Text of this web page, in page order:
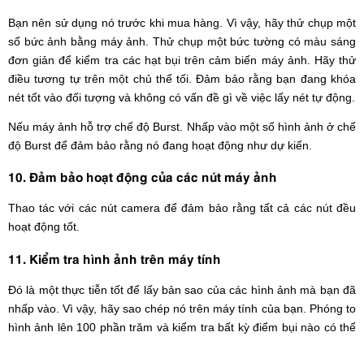
Bạn nên sử dụng nó trước khi mua hàng. Vì vậy, hãy thử chụp một
số bức ảnh bằng máy ảnh. Thử chụp một bức tường có màu sáng
đơn giản để kiểm tra các hạt bụi trên cảm biến máy ảnh. Hãy thử
điều tương tự trên một chủ thể tối. Đảm bảo rằng bạn đang khóa
nét tốt vào đối tượng và không có vấn đề gì về việc lấy nét tự động.
Nếu máy ảnh hỗ trợ chế độ Burst. Nhấp vào một số hình ảnh ở chế
độ Burst để đảm bảo rằng nó đang hoạt động như dự kiến.
10. Đảm bảo hoạt động của các nút máy ảnh
Thao tác với các nút camera để đảm bảo rằng tất cả các nút đều
hoạt động tốt.
11. Kiểm tra hình ảnh trên máy tính
Đó là một thực tiễn tốt để lấy bản sao của các hình ảnh mà bạn đã
nhấp vào. Vì vậy, hãy sao chép nó trên máy tính của bạn. Phóng to
hình ảnh lên 100 phần trăm và kiểm tra bất kỳ điểm bụi nào có thể